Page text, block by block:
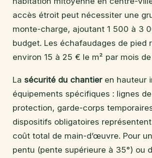
accès étroit peut nécessiter une
monte-charge, ajoutant 1 500 à 3
budget. Les échafaudages de pied
environ 15 à 25 € le m² par mois
La sécurité du chantieren hauteur
équipements spécifiques : lignes
protection, garde-corps
dispositifs obligatoires
coût total de main-d’œuvre. Pour
pentu (pente supérieure à 35°) ou